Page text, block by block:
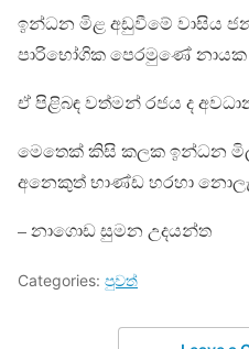
ඉන්ධන මිළ අඩුවීමේ වාසිය
පාරිභෝගික පෙරමුණේ නායක
ඒ පිළිබඳ වත්මන් රජය ද
මෙතෙක් කිසි කලක ඉන්ධන
අනෙකුත් භාණ්ඩ හරහා
– නාගොඩ සුමන උදයන්ත
Categories: පුවත්